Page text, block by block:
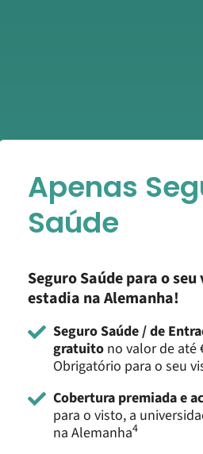
Apenas
Saúde
Seguro Saúde para o
estadia na Alemanha!
Seguro Saúde / de
gratuitono valor de até
Obrigatório para o seu
Cobertura premiada e
para o visto, a
na Alemanha4